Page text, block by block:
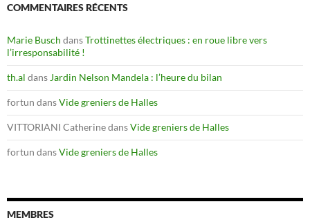
COMMENTAIRES RÉCENTS
Marie Busch dansTrottinettes électriques : en roue libre vers
l’irresponsabilité !
th.al dans Jardin Nelson Mandela : l’heure du bilan
fortun dansVide greniers de Halles
VITTORIANI CatherinedansVide greniers de Halles
fortun dansVide greniers de Halles
MEMBRES